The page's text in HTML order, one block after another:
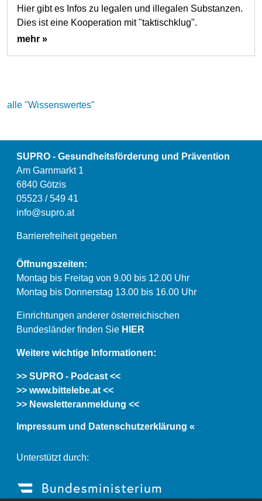
Hier gibt es Infos zu legalen und illegalen Substanzen.
Dies ist eine Kooperation mit "taktischklug".
mehr »
alle "Wissenswertes"
SUPRO - Gesundheitsförderung und Prävention
Am Garnmarkt 1
6840 Götzis
05523 / 549 41
info@supro.at
Barrierefreiheit gegeben
Öffnungszeiten:
Montag bis Freitag von 9.00 bis 12.00 Uhr
Montag bis Donnerstag 13.00 bis 16.00 Uhr
Einrichtungen anderer österreichischen
Bundesländer finden Sie HIER
Weitere wichtige Informationen:
>> SUPRO - Podcast <<
>> www.bittelebe.at <<
>> Newsletteranmeldung <<
Impressum und Datenschutzerklärung «
Unterstützt durch: